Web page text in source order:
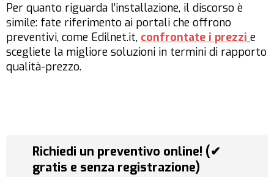
Per quanto riguarda l’installazione, il discorso è
simile: fate riferimento ai portali che offrono
preventivi, come Edilnet.it, confrontate i prezzi e
scegliete la migliore soluzioni in termini di rapporto
qualità-prezzo.
Richiedi un preventivo online! (✔
gratis e senza registrazione)